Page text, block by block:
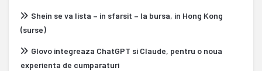
Shein se va lista – in sfarsit – la bursa, in Hong Kong
(surse)
Glovo integreaza ChatGPT si Claude, pentru o noua
experienta de cumparaturi